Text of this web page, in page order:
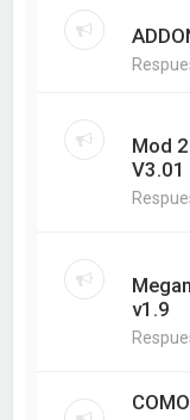
Mod
V3.01
v1.9